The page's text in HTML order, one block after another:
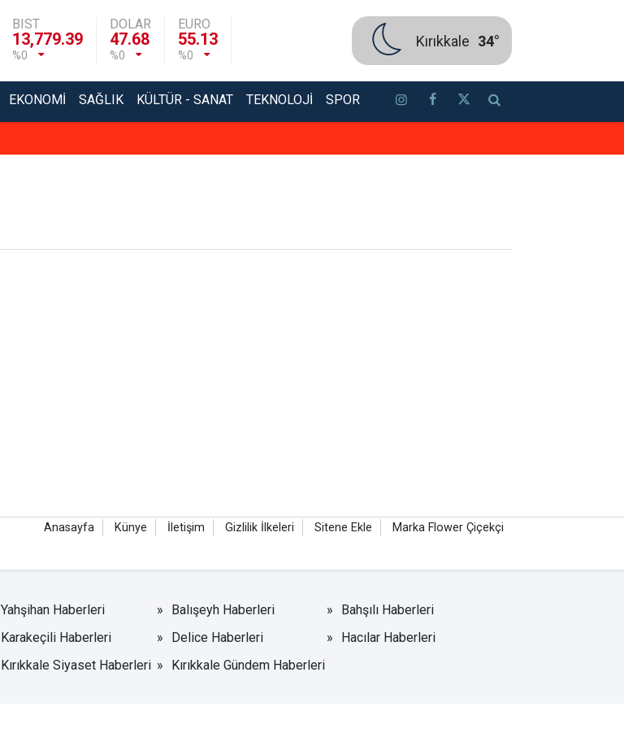
BIST
13,779.39
%0
DOLAR
47.68
%0
EURO
55.13
%0
Kırıkkale 34°
EKONOMI SAĞLIK KÜLTÜR - SANAT TEKNOLOJI SPOR
Anasayfa Künye İletişim Gizlilik İlkeleri Sitene Ekle Marka Flower Çiçekçi
Yahşihan Haberleri Balışeyh Haberleri
Bahşılı Haberleri
Karakeçili Haberleri Delice Haberleri
Hacılar Haberleri
Kırıkkale Siyaset Haberleri Kırıkkale Gündem Haberleri